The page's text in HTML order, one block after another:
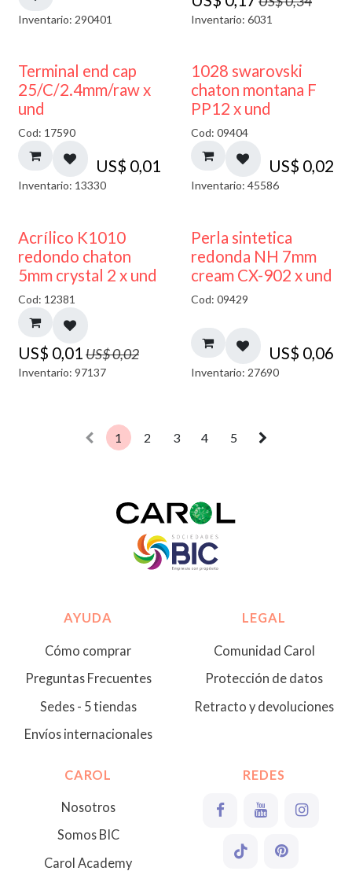
Inventario: 290401 Inventario: 6031
Terminal end cap
25/C/2.4mm/raw x
und
Cod: 17590
US$ 0,01
Inventario: 13330
1028 swarovski
chaton montana F
PP12 x und
Cod: 09404
US$ 0,02
Inventario: 45586
50% DESCUENTO
Acrílico K1010
redondo chaton
5mm crystal 2 x und
Cod: 12381
US$ 0,01US$0,02
Inventario: 97137
Perla sintetica
redonda NH 7mm
cream CX-902 x und
Cod: 09429
US$ 0,06
Inventario: 27690
1 2 3 4 5
AYUDA
Cómo comprar
Preguntas Frecuentes
Sedes - 5 tiendas
Envíos internacionales
LEGAL
Comunidad Carol
Protección de datos
Retracto y devoluciones
CAROL
Nosotros
Somos BIC
Carol Academy
REDES